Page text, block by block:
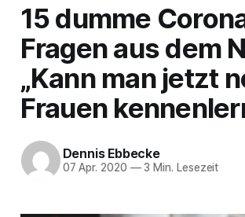
15 dumme
Fragen aus dem
„Kann man jetzt
Frauen
Dennis Ebbecke
07 Apr. 2020 —3 Min. Lesezeit